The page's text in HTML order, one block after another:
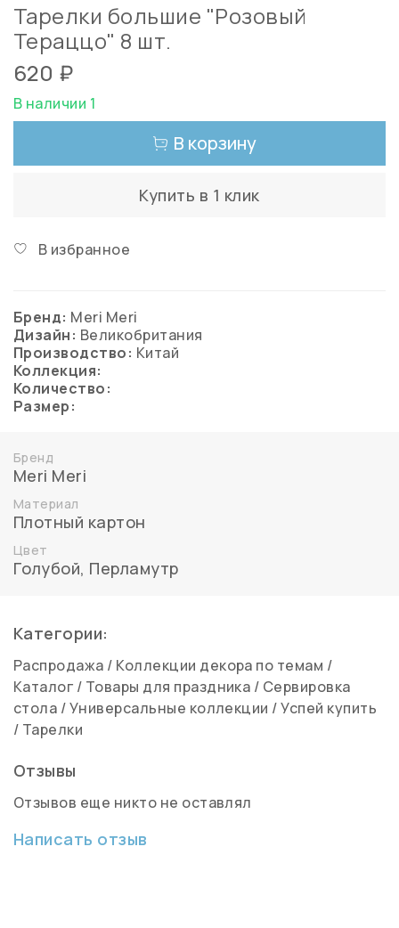
Тарелки большие "Розовый
Тераццо" 8 шт.
620 ₽
В наличии 1
В корзину
Купить в 1 клик
В избранное
Бренд: Meri Meri
Дизайн: Великобритания
Производство: Китай
Коллекция:
Количество:
Размер:
Бренд
Meri Meri
Материал
Плотный картон
Цвет
Голубой, Перламутр
Категории:
Распродажа / Коллекции декора по темам /
Каталог / Товары для праздника / Сервировка
стола /Универсальные коллекции /Успей купить
/ Тарелки
Отзывы
Отзывов еще никто не оставлял
Написать отзыв